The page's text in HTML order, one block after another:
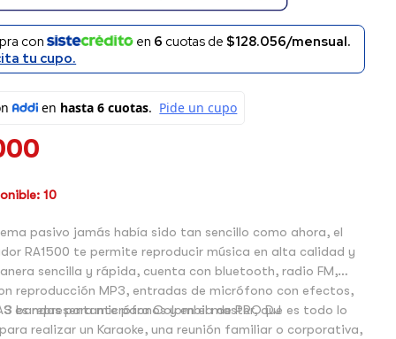
con en 6 cuotas de $128.056/mensual.
tu cupo.
10
pasivo jamás había sido tan sencillo como ahora, el
RA1500 te permite reproducir música en alta calidad y
sencilla y rápida, cuenta con bluetooth, radio FM,
reproducción MP3, entradas de micrófono con efectos,
bandas para micrófonos y en el master, que es todo lo
realizar un Karaoke, una reunión familiar o corporativa,
es representante para Colombia de PRO DJ